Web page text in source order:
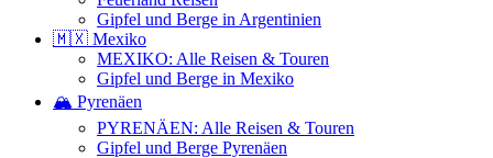
Gipfel und Berge in Argentinien
🇲🇽 Mexiko
MEXIKO: Alle Reisen & Touren
Gipfel und Berge in Mexiko
🏔️ Pyrenäen
PYRENÄEN: Alle Reisen & Touren
Gipfel und Berge Pyrenäen